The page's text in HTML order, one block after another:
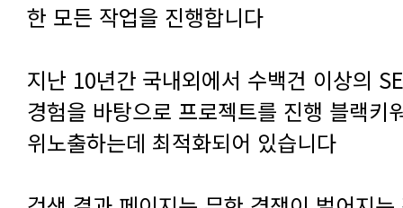
한 모든 작업을 진행합니다
위노출하는데 최적화되어 있습니다